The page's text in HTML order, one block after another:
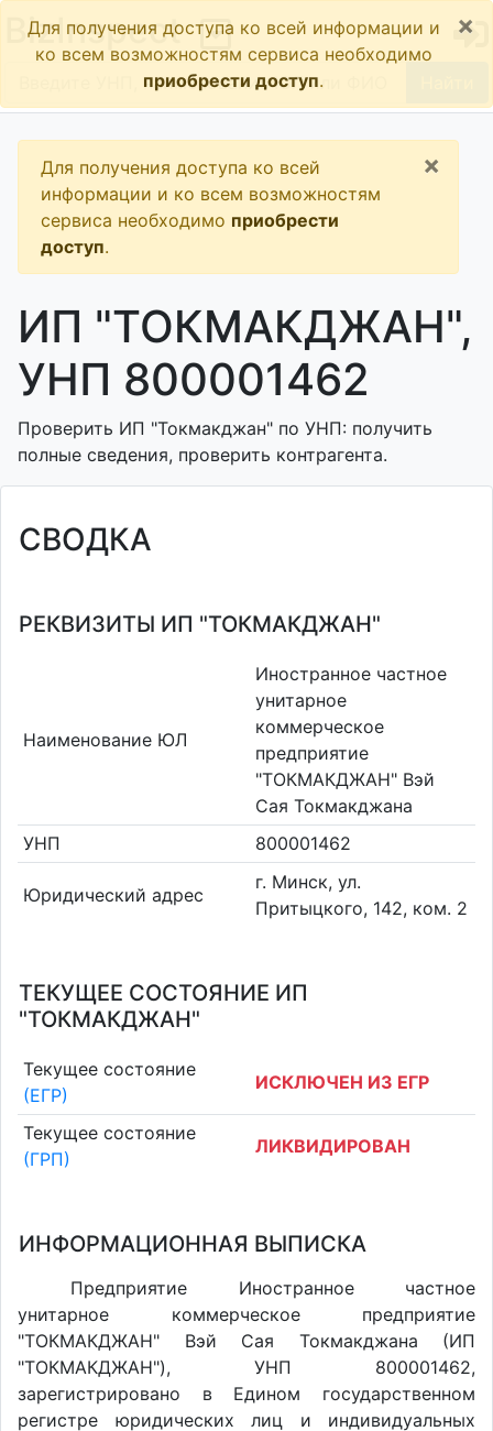
BizInspect
Для получения доступа ко всей информации и
ко всем возможностям сервиса необходимо
приобрести доступ.
×
Для получения доступа ко всей
информации и ко всем возможностям
сервиса необходимо приобрести
доступ.
×
ИП "ТОКМАКДЖАН",
УНП 800001462
Проверить ИП "Токмакджан" по УНП: получить
полные сведения, проверить контрагента.
СВОДКА
РЕКВИЗИТЫ ИП "ТОКМАКДЖАН"
Наименование ЮЛ
Иностранное частное
унитарное
коммерческое
предприятие
"ТОКМАКДЖАН" Вэй
Сая Токмакджана
УНП
800001462
Юридический адрес
г. Минск, ул.
Притыцкого, 142, ком. 2
ТЕКУЩЕЕ СОСТОЯНИЕ ИП
"ТОКМАКДЖАН"
Текущее состояние
(ЕГР)
ИСКЛЮЧЕН ИЗ ЕГР
Текущее состояние
(ГРП)
ЛИКВИДИРОВАН
ИНФОРМАЦИОННАЯ ВЫПИСКА
Предприятие Иностранное частное
унитарное коммерческое предприятие
"ТОКМАКДЖАН" Вэй Сая Токмакджана (ИП
"ТОКМАКДЖАН"), УНП 800001462,
зарегистрировано в Едином государственном
регистре юридических лиц и индивидуальных